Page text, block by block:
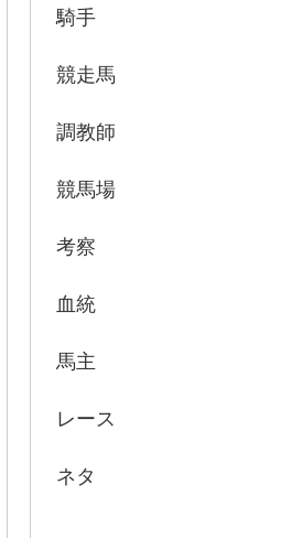
騎手
競走馬
調教師
競馬場
考察
血統
馬主
レース
ネタ